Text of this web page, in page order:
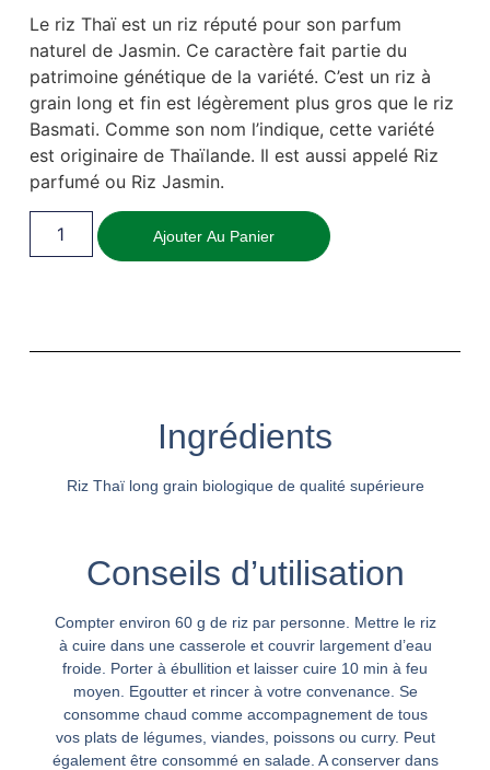
Le riz Thaï est un riz réputé pour son parfum
naturel de Jasmin. Ce caractère fait partie du
patrimoine génétique de la variété. C’est un riz à
grain long et fin est légèrement plus gros que le riz
Basmati. Comme son nom l’indique, cette variété
est originaire de Thaïlande. Il est aussi appelé Riz
parfumé ou Riz Jasmin.
Ajouter Au Panier
Ingrédients
Riz Thaï long grain biologique de qualité supérieure
Conseils d’utilisation
Compter environ 60 g de riz par personne. Mettre le riz
à cuire dans une casserole et couvrir largement d’eau
froide. Porter à ébullition et laisser cuire 10 min à feu
moyen. Egoutter et rincer à votre convenance. Se
consomme chaud comme accompagnement de tous
vos plats de légumes, viandes, poissons ou curry. Peut
également être consommé en salade. A conserver dans